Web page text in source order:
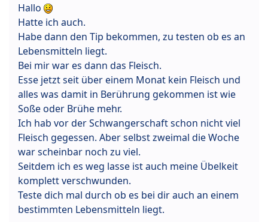
Hallo
Hatte ich auch.
Habe dann den Tip bekommen, zu testen ob es an
Lebensmitteln liegt.
Bei mir war es dann das Fleisch.
Esse jetzt seit über einem Monat kein Fleisch und
alles was damit in Berührung gekommen ist wie
Soße oder Brühe mehr.
Ich hab vor der Schwangerschaft schon nicht viel
Fleisch gegessen. Aber selbst zweimal die Woche
war scheinbar noch zu viel.
Seitdem ich es weg lasse ist auch meine Übelkeit
komplett verschwunden.
Teste dich mal durch ob es bei dir auch an einem
bestimmten Lebensmitteln liegt.